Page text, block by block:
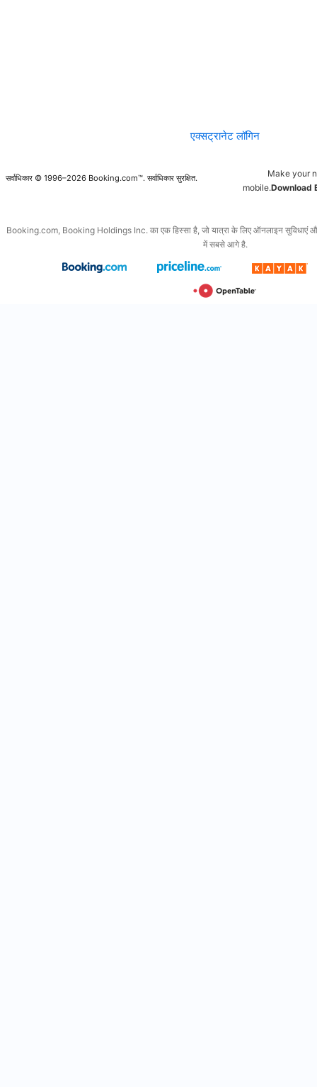
एक्सट्रानेट लॉगिन
सर्वाधिकार © 1996–2026 Booking.com™. सर्वाधिकार सुरक्षित.
Make your
mobile.Download
Booking.com, Booking Holdings Inc. का एक हिस्सा है, जो यात्रा के लिए ऑनलाइन सुविधाएं
में सबसे आगे है.